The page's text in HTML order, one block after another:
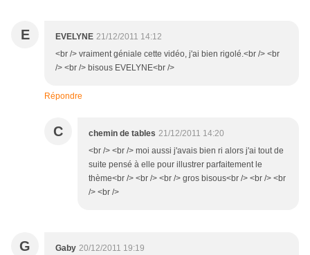
E EVELYNE 21/12/2011 14:12
<br /> vraiment géniale cette vidéo, j'ai bien rigolé.<br /> <br
/> <br /> bisous EVELYNE<br />
Répondre
C chemin de tables 21/12/2011 14:20
<br /> <br /> moi aussi j'avais bien ri alors j'ai tout de
suite pensé à elle pour illustrer parfaitement le
thème<br /> <br /> <br /> gros bisous<br /> <br /> <br
/> <br />
G Gaby 20/12/2011 19:19